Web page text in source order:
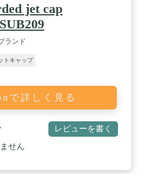
jet cap
ランド
トキャップ
で詳しく見る
レビューを書く
せん